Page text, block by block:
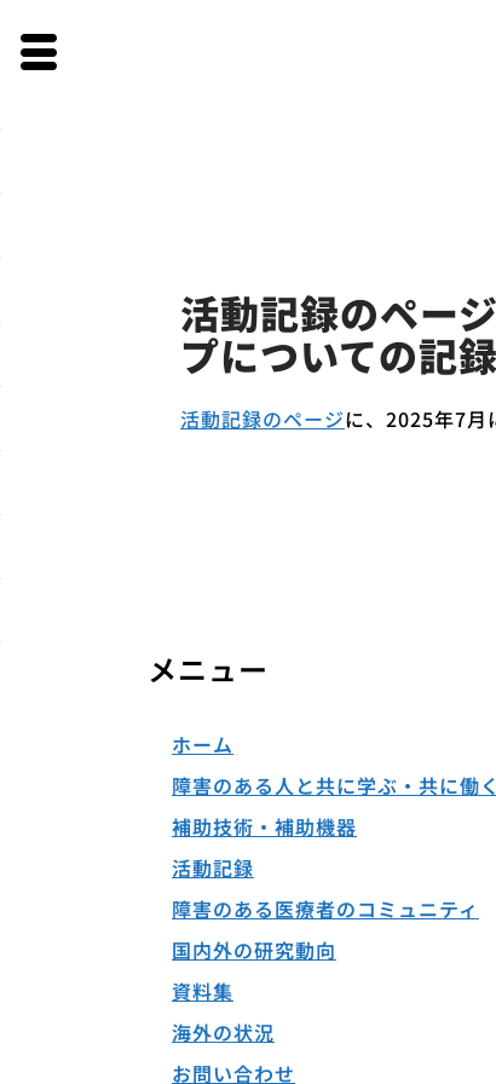
活動記録のペー
プについての記
活動記録のページに、2025年7月
メニュー
ホーム
障害のある人と共に学ぶ・共に働
補助技術・補助機器
活動記録
障害のある医療者のコミュニティ
国内外の研究動向
資料集
海外の状況
お問い合わせ